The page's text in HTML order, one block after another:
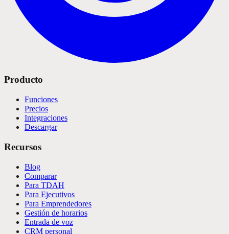
Producto
Funciones
Precios
Integraciones
Descargar
Recursos
Blog
Comparar
Para TDAH
Para Ejecutivos
Para Emprendedores
Gestión de horarios
Entrada de voz
CRM personal